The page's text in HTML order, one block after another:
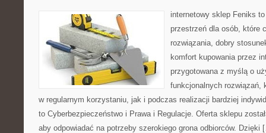
internetowy sklep Feniks
przestrzeń dla osób, które
rozwiązania, dobry
komfort kupowania przez
przygotowana z myślą o
funkcjonalnych rozwiązań,
w regularnym korzystaniu, jak i podczas realizacji bardziej
to Cyberbezpieczeństwo i Prawa i Regulacje. Oferta sklepu
aby odpowiadać na potrzeby szerokiego grona odbiorców. Dzięki